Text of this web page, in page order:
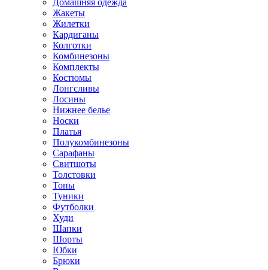
Жакеты
Жилетки
Кардиганы
Колготки
Комбинезоны
Комплекты
Костюмы
Лонгсливы
Лосины
Нижнее белье
Носки
Платья
Полукомбинезоны
Сарафаны
Свитшоты
Толстовки
Топы
Туники
Футболки
Худи
Шапки
Шорты
Юбки
Брюки